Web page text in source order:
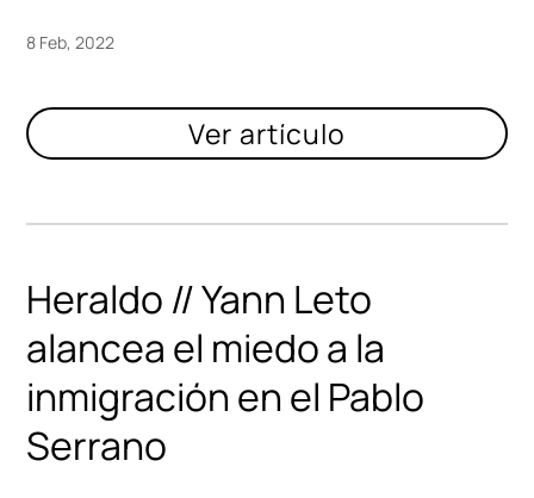
8 Feb, 2022
Heraldo // Yann Leto
alancea el miedo a la
inmigración en el Pablo
Serrano